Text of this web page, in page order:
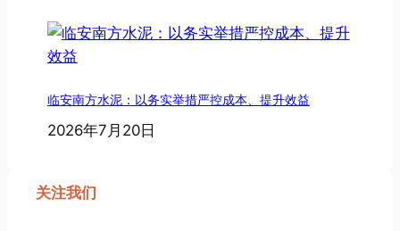
临安南方水泥：以务实举措严控成本、提升效益
2026年7月20日
关注我们